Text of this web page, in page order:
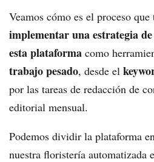
Veamos cómo es el proceso
implementar una estrategia
esta plataforma como
trabajo pesado, desde el
por las tareas de redacción de
editorial mensual.
Podemos dividir la plataforma
nuestra floristería automatizada